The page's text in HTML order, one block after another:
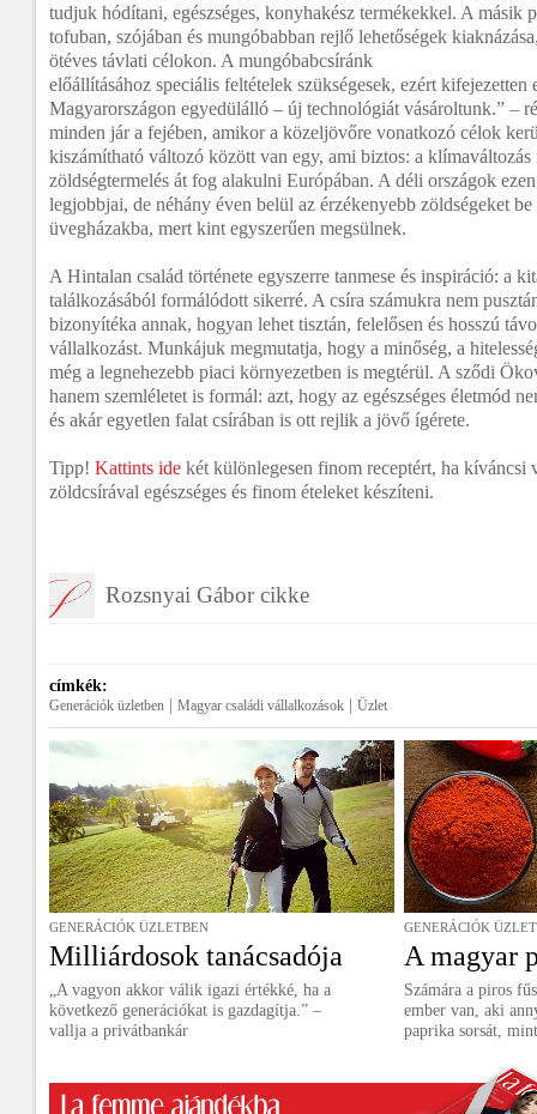
tudjuk hódítani, egészséges, konyhakész termékekkel. A másik
tofuban, szójában és mungóbabban rejlő lehetőségek
ötéves távlati célokon. A mungóbabcsíránk
előállításához speciális feltételek szükségesek, ezért kifejezetten
Magyarországon egyedülálló – új technológiát vásároltunk.” –
minden jár a fejében, amikor a közeljövőre vonatkozó célok
kiszámítható változó között van egy, ami biztos: a klímaváltozás
zöldségtermelés át fog alakulni Európában. A déli országok
legjobbjai, de néhány éven belül az érzékenyebb zöldségeket
üvegházakba, mert kint egyszerűen megsülnek.
A Hintalan család története egyszerre tanmese és inspiráció: a
találkozásából formálódott sikerré. A csíra számukra nem
bizonyítéka annak, hogyan lehet tisztán, felelősen és hosszú
vállalkozást. Munkájuk megmutatja, hogy a minőség, a
még a legnehezebb piaci környezetben is megtérül. A sződi
hanem szemléletet is formál: azt, hogy az egészséges életmód
és akár egyetlen falat csírában is ott rejlik a jövő ígérete.
Tipp! Kattints ide két különlegesen finom receptért, ha kíváncsi
zöldcsírával egészséges és finom ételeket készíteni.
Rozsnyai Gábor cikke
címkék:
Generációk üzletben Magyar családi vállalkozások Üzlet
GENERÁCIÓK ÜZLETBEN
Milliárdosok tanácsadója
„A vagyon akkor válik igazi értékké, ha a
következő generációkat is gazdagítja.” –
vallja a privátbankár
GENERÁCIÓK
A magyar
Számára a piros
ember van, aki
paprika sorsát,